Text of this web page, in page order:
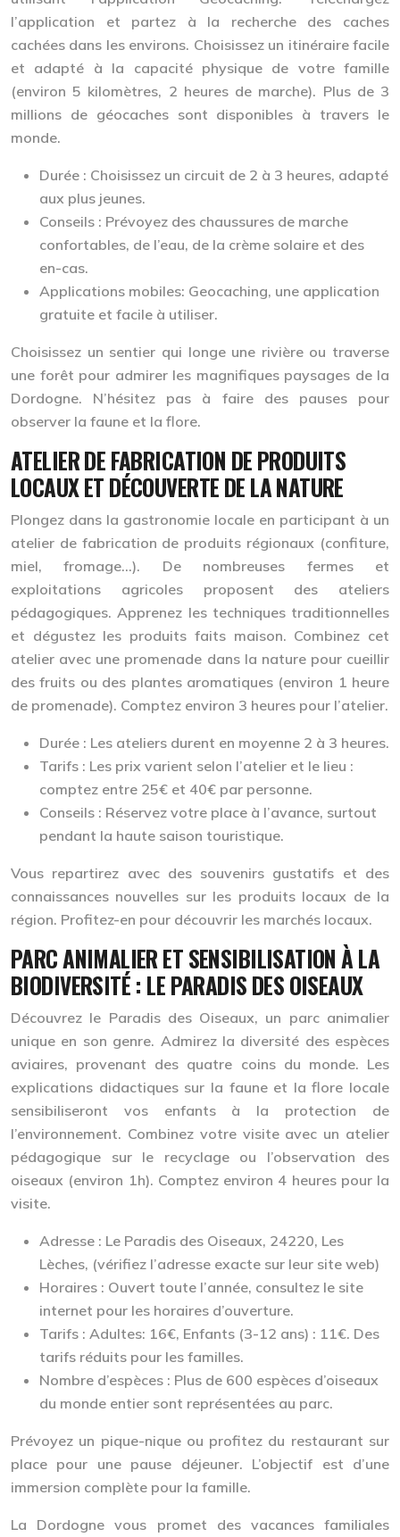
l’application et partez à la recherche des caches
cachées dans les environs. Choisissez un itinéraire facile
et adapté à la capacité physique de votre famille
(environ 5 kilomètres, 2 heures de marche). Plus de 3
millions de géocaches sont disponibles à travers le
monde.
Durée : Choisissez un circuit de 2 à 3 heures, adapté
aux plus jeunes.
Conseils : Prévoyez des chaussures de marche
confortables, de l’eau, de la crème solaire et des
en-cas.
Applications mobiles: Geocaching, une application
gratuite et facile à utiliser.
Choisissez un sentier qui longe une rivière ou traverse
une forêt pour admirer les magnifiques paysages de la
Dordogne. N’hésitez pas à faire des pauses pour
observer la faune et la flore.
ATELIER DE FABRICATION DE PRODUITS
LOCAUX ET DÉCOUVERTE DE LA NATURE
Plongez dans la gastronomie locale en participant à un
atelier de fabrication de produits régionaux (confiture,
miel, fromage…). De nombreuses fermes et
exploitations agricoles proposent des ateliers
pédagogiques. Apprenez les techniques traditionnelles
et dégustez les produits faits maison. Combinez cet
atelier avec une promenade dans la nature pour cueillir
des fruits ou des plantes aromatiques (environ 1 heure
de promenade). Comptez environ 3 heures pour l’atelier.
Durée : Les ateliers durent en moyenne 2 à 3 heures.
Tarifs : Les prix varient selon l’atelier et le lieu :
comptez entre 25€ et 40€ par personne.
Conseils : Réservez votre place à l’avance, surtout
pendant la haute saison touristique.
Vous repartirez avec des souvenirs gustatifs et des
connaissances nouvelles sur les produits locaux de la
région. Profitez-en pour découvrir les marchés locaux.
PARC ANIMALIER ET SENSIBILISATION À LA
BIODIVERSITÉ : LE PARADIS DES OISEAUX
Découvrez le Paradis des Oiseaux, un parc animalier
unique en son genre. Admirez la diversité des espèces
aviaires, provenant des quatre coins du monde. Les
explications didactiques sur la faune et la flore locale
sensibiliseront vos enfants à la protection de
l’environnement. Combinez votre visite avec un atelier
pédagogique sur le recyclage ou l’observation des
oiseaux (environ 1h). Comptez environ 4 heures pour la
visite.
Adresse : Le Paradis des Oiseaux, 24220, Les
Lèches, (vérifiez l’adresse exacte sur leur site web)
Horaires : Ouvert toute l’année, consultez le site
internet pour les horaires d’ouverture.
Tarifs : Adultes: 16€, Enfants (3-12 ans) : 11€. Des
tarifs réduits pour les familles.
Nombre d’espèces : Plus de 600 espèces d’oiseaux
du monde entier sont représentées au parc.
Prévoyez un pique-nique ou profitez du restaurant sur
place pour une pause déjeuner. L’objectif est d’une
immersion complète pour la famille.
La Dordogne vous promet des vacances familiales